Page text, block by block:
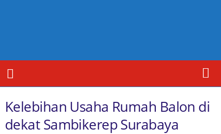
a
Kelebihan Usaha Rumah Balon di
dekat Sambikerep Surabaya